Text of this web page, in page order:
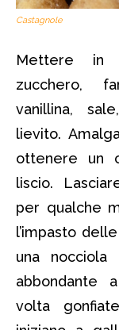
Castagnole
Mettere in
zucchero,
vanillina,
lievito.
ottenere un
liscio.
per qualche
l’impasto
una
abbondante
volta